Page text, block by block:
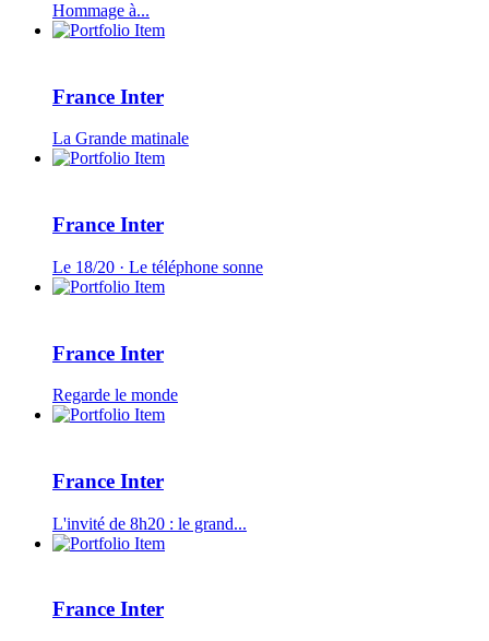
Hommage à...
France Inter
La Grande matinale
France Inter
Le 18/20 · Le téléphone sonne
France Inter
Regarde le monde
France Inter
L'invité de 8h20 : le grand...
France Inter